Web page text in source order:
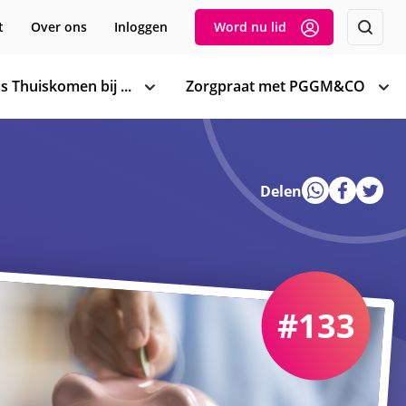
Over ons Inloggen Word nu lid
Thuiskomen bij ...
toon
Zorgpraat met PGGM&CO
Delen
#133